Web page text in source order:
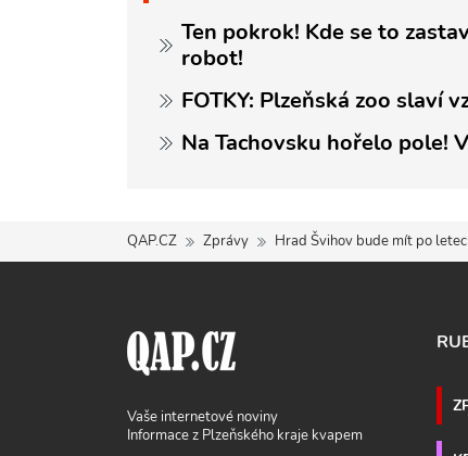
Ten pokrok! Kde se to
robot!
FOTKY: Plzeňská zoo slaví
Na Tachovsku hořelo pole!
QAP.CZ Zprávy Hrad Švihov bude mít po
Vaše internetové noviny
Informace z Plzeňského kraje kvapem